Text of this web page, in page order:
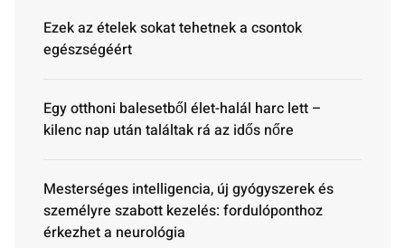
Ezek az ételek sokat tehetnek a csontok
egészségéért
Egy otthoni balesetből élet-halál harc lett –
kilenc nap után találtak rá az idős nőre
Mesterséges intelligencia, új gyógyszerek és
személyre szabott kezelés: fordulóponthoz
érkezhet a neurológia